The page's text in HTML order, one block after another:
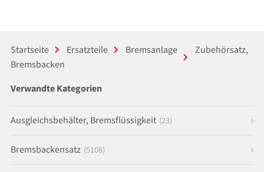
Startseite Ersatzteile Bremsanlage
Zubehörsatz,
Bremsbacken
Verwandte Kategorien
Ausgleichsbehälter, Bremsflüssigkeit (23)
Bremsbackensatz (5108)